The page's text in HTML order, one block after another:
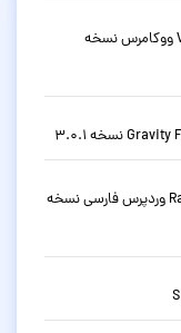
قالب فروشگاهی چندمنظوره وودمارت WoodMart ووکامرس نسخه
دانلود افزونه سئو حرفه ای رنک مث Rank Math Pro وردپرس فارسی نسخه